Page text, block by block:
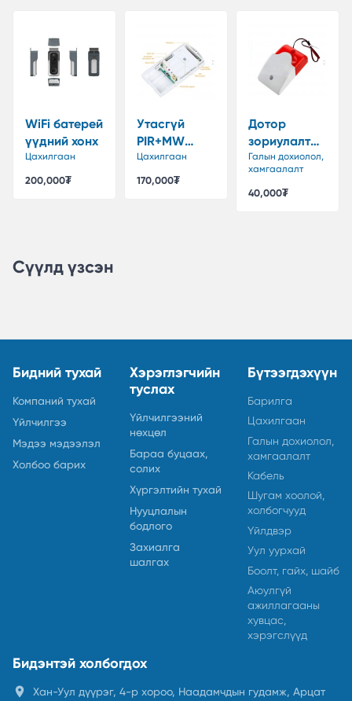
WiFi батерей
үүдний хонх
Цахилгаан
200,000₮
Утасгүй
PIR+MW
Хөдөлгөөн
мэдрэгч
Цахилгаан
170,000₮
Дотор
зориулалтын
утастай
дохиоллын
сирен
Галын дохиолол,
хамгаалалт
40,000₮
Сүүлд үзсэн
Бидний тухай
Компаний тухай
Үйлчилгээ
Мэдээ мэдээлэл
Холбоо барих
Хэрэглэгчийн
туслах
Үйлчилгээний
нөхцөл
Бараа буцаах,
солих
Хүргэлтийн тухай
Нууцлалын
бодлого
Захиалга
шалгах
Бүтээгдэхүүн
Барилга
Цахилгаан
Галын дохиолол,
хамгаалалт
Кабель
Шугам хоолой,
холбогчууд
Үйлдвэр
Уул уурхай
Боолт, гайх, шайб
Аюулгүй
ажиллагааны
хувцас,
хэрэгслүүд
Бидэнтэй холбогдох
location_on
Хан-Уул дүүрэг, 4-р хороо, Наадамчдын гудамж, Арцат